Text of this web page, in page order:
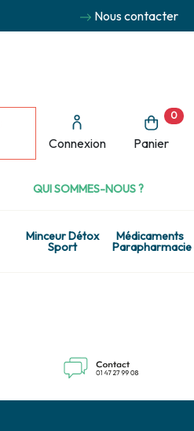
Nous contacter
Connexion Panier
0
QUI SOMMES-NOUS ?
Minceur Détox
Sport
Médicaments
Parapharmacie